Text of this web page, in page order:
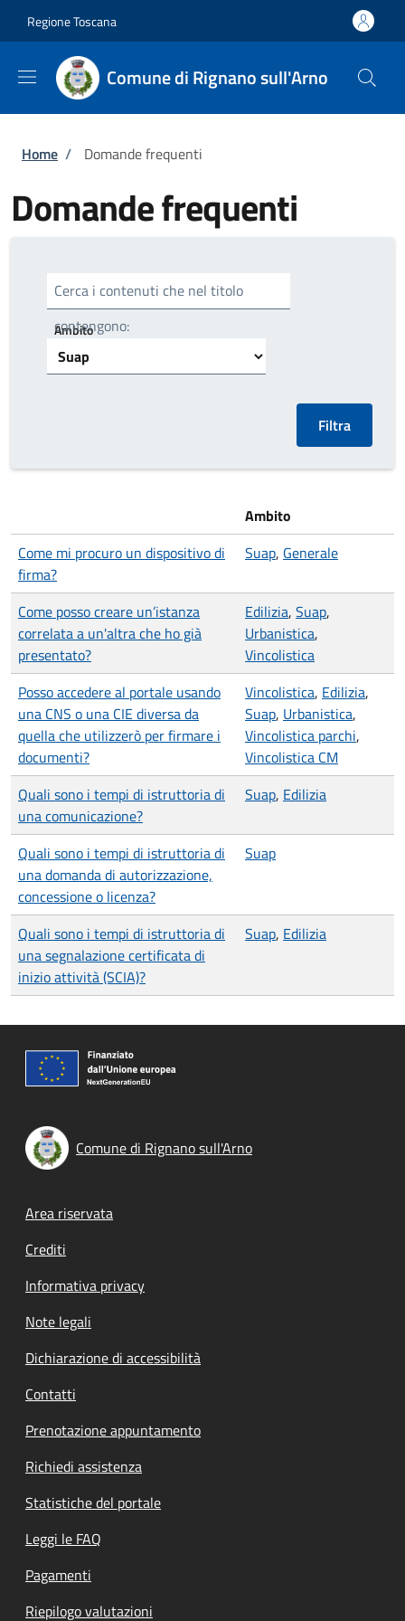
Regione Toscana
Comune di Rignano sull'Arno
Briciole di pane
Home / Domande frequenti
Domande frequenti
Cerca i contenuti che nel titolo
contengono:
Ambito
Ambito
Come mi procuro un dispositivo di
firma?
Suap, Generale
Come posso creare un’istanza
correlata a un'altra che ho già
presentato?
Edilizia, Suap,
Urbanistica,
Vincolistica
Posso accedere al portale usando
una CNS o una CIE diversa da
quella che utilizzerò per firmare i
documenti?
Vincolistica, Edilizia,
Suap, Urbanistica,
Vincolistica parchi,
Vincolistica CM
Quali sono i tempi di istruttoria di
una comunicazione?
Suap, Edilizia
Quali sono i tempi di istruttoria di
una domanda di autorizzazione,
concessione o licenza?
Suap
Quali sono i tempi di istruttoria di
una segnalazione certificata di
inizio attività (SCIA)?
Suap, Edilizia
Comune di Rignano sull'Arno
Footer menu
Area riservata
Crediti
Informativa privacy
Note legali
Dichiarazione di accessibilità
Contatti
Prenotazione appuntamento
Richiedi assistenza
Statistiche del portale
Leggi le FAQ
Pagamenti
Riepilogo valutazioni